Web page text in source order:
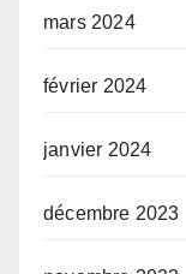
mars 2024
février 2024
janvier 2024
décembre 2023